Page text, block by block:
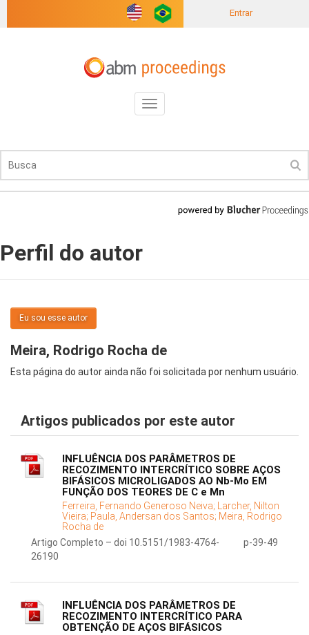
Entrar
Toggle
navigation
Perfil do autor
Eu sou esse autor
Meira, Rodrigo Rocha de
Esta página do autor ainda não foi solicitada por nenhum usuário.
Artigos publicados por este autor
INFLUÊNCIA DOS PARÂMETROS DE
RECOZIMENTO INTERCRÍTICO SOBRE AÇOS
BIFÁSICOS MICROLIGADOS AO Nb-Mo EM
FUNÇÃO DOS TEORES DE C e Mn
Ferreira, Fernando Generoso Neiva; Larcher, Nilton
Vieira; Paula, Andersan dos Santos; Meira, Rodrigo
Rocha de
Artigo Completo – doi 10.5151/1983-4764-
26190
p-39-49
INFLUÊNCIA DOS PARÂMETROS DE
RECOZIMENTO INTERCRÍTICO PARA
OBTENÇÃO DE AÇOS BIFÁSICOS